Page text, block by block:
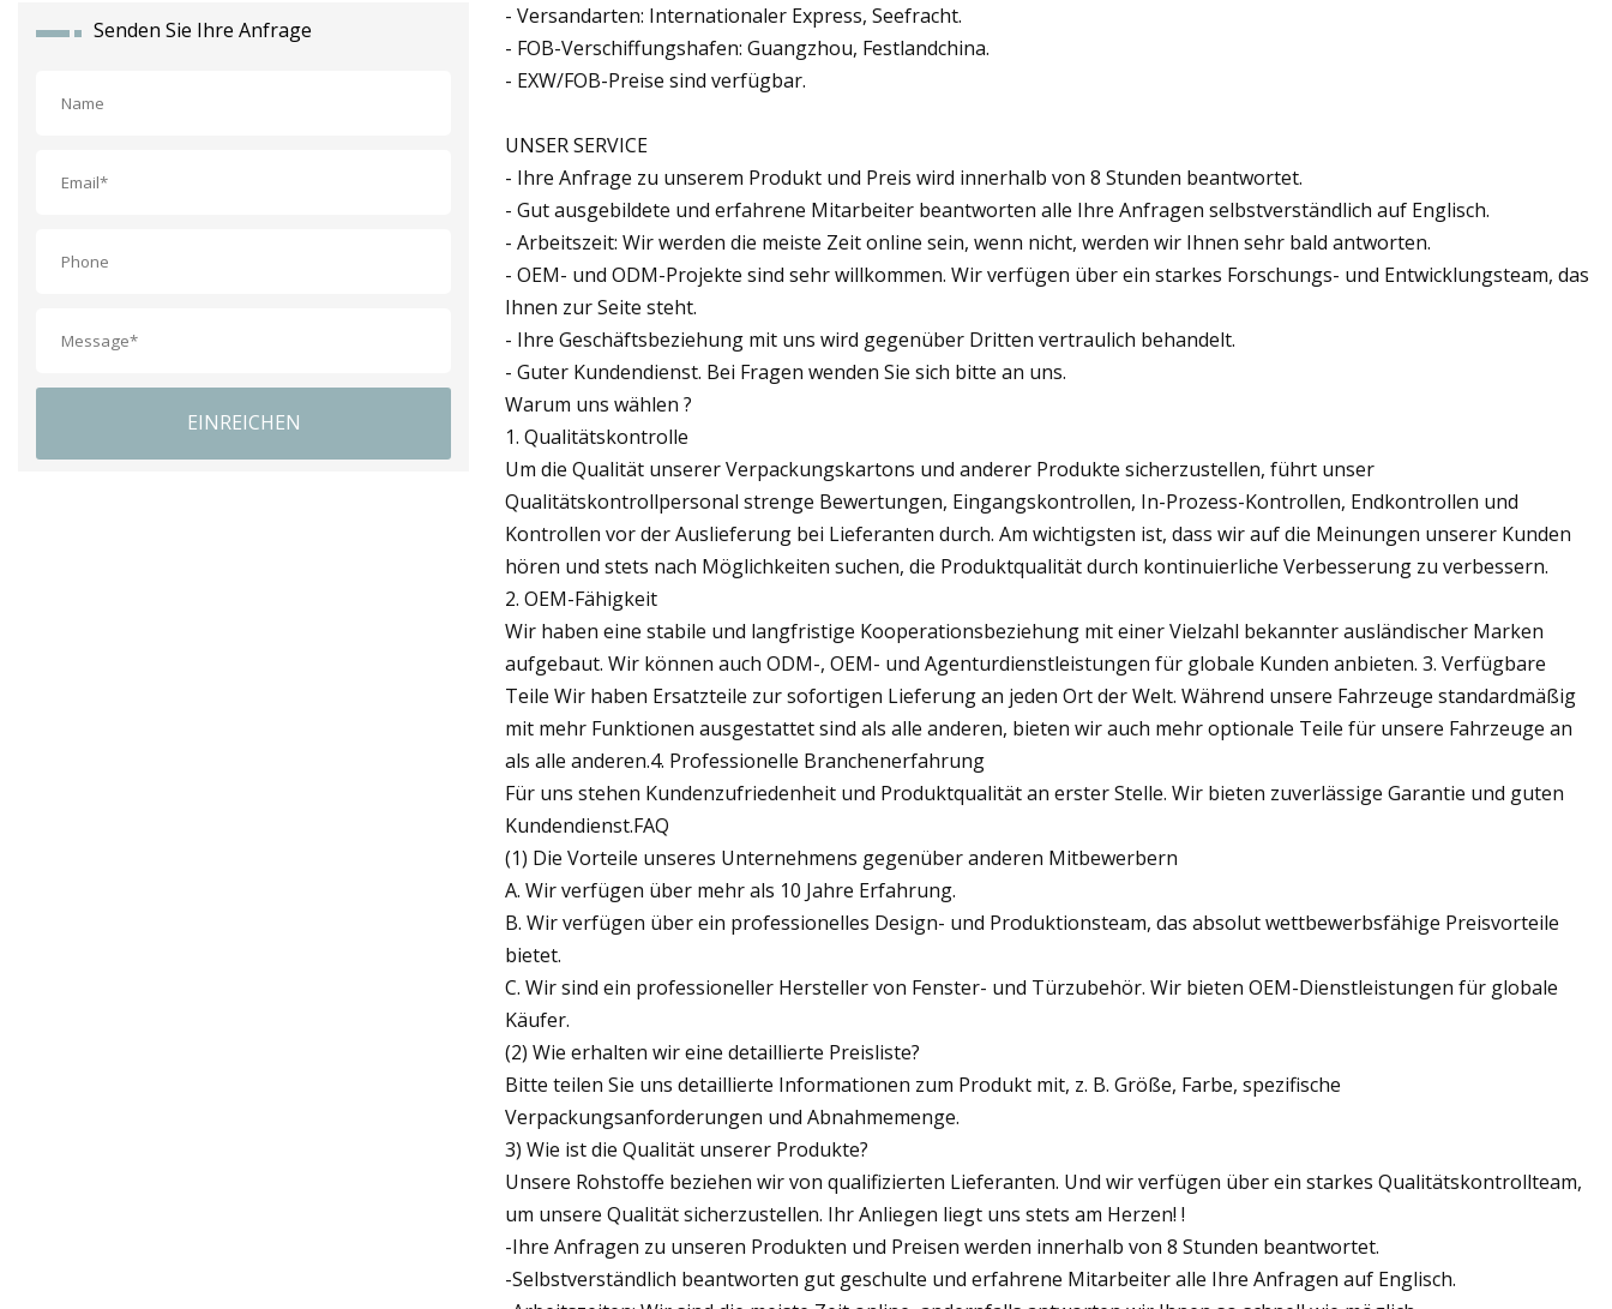
Senden Sie Ihre Anfrage
EINREICHEN
- Versandarten: Internationaler Express, Seefracht.
- FOB-Verschiffungshafen: Guangzhou, Festlandchina.
- EXW/FOB-Preise sind verfügbar.
UNSER SERVICE
- Ihre Anfrage zu unserem Produkt und Preis wird innerhalb von 8 Stunden beantwortet.
- Gut ausgebildete und erfahrene Mitarbeiter beantworten alle Ihre Anfragen selbstverständlich auf Englisch.
- Arbeitszeit: Wir werden die meiste Zeit online sein, wenn nicht, werden wir Ihnen sehr bald antworten.
- OEM- und ODM-Projekte sind sehr willkommen. Wir verfügen über ein starkes Forschungs- und Entwicklungsteam, das
Ihnen zur Seite steht.
- Ihre Geschäftsbeziehung mit uns wird gegenüber Dritten vertraulich behandelt.
- Guter Kundendienst. Bei Fragen wenden Sie sich bitte an uns.
Warum uns wählen ?
1. Qualitätskontrolle
Um die Qualität unserer Verpackungskartons und anderer Produkte sicherzustellen, führt unser
Qualitätskontrollpersonal strenge Bewertungen, Eingangskontrollen, In-Prozess-Kontrollen, Endkontrollen und
Kontrollen vor der Auslieferung bei Lieferanten durch. Am wichtigsten ist, dass wir auf die Meinungen unserer Kunden
hören und stets nach Möglichkeiten suchen, die Produktqualität durch kontinuierliche Verbesserung zu verbessern.
2. OEM-Fähigkeit
Wir haben eine stabile und langfristige Kooperationsbeziehung mit einer Vielzahl bekannter ausländischer Marken
aufgebaut. Wir können auch ODM-, OEM- und Agenturdienstleistungen für globale Kunden anbieten. 3. Verfügbare
Teile Wir haben Ersatzteile zur sofortigen Lieferung an jeden Ort der Welt. Während unsere Fahrzeuge standardmäßig
mit mehr Funktionen ausgestattet sind als alle anderen, bieten wir auch mehr optionale Teile für unsere Fahrzeuge an
als alle anderen.4. Professionelle Branchenerfahrung
Für uns stehen Kundenzufriedenheit und Produktqualität an erster Stelle. Wir bieten zuverlässige Garantie und guten
Kundendienst.FAQ
(1) Die Vorteile unseres Unternehmens gegenüber anderen Mitbewerbern
A. Wir verfügen über mehr als 10 Jahre Erfahrung.
B. Wir verfügen über ein professionelles Design- und Produktionsteam, das absolut wettbewerbsfähige Preisvorteile
bietet.
C. Wir sind ein professioneller Hersteller von Fenster- und Türzubehör. Wir bieten OEM-Dienstleistungen für globale
Käufer.
(2) Wie erhalten wir eine detaillierte Preisliste?
Bitte teilen Sie uns detaillierte Informationen zum Produkt mit, z. B. Größe, Farbe, spezifische
Verpackungsanforderungen und Abnahmemenge.
3) Wie ist die Qualität unserer Produkte?
Unsere Rohstoffe beziehen wir von qualifizierten Lieferanten. Und wir verfügen über ein starkes Qualitätskontrollteam,
um unsere Qualität sicherzustellen. Ihr Anliegen liegt uns stets am Herzen! !
-Ihre Anfragen zu unseren Produkten und Preisen werden innerhalb von 8 Stunden beantwortet.
-Selbstverständlich beantworten gut geschulte und erfahrene Mitarbeiter alle Ihre Anfragen auf Englisch.